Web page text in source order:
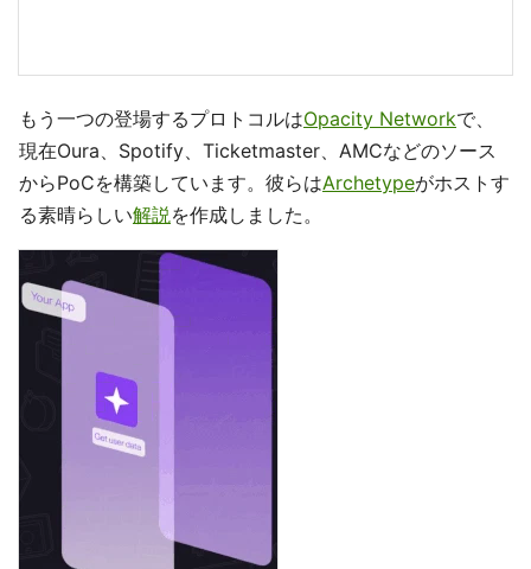
もう一つの登場するプロトコルはOpacity Networkで、
現在Oura、Spotify、Ticketmaster、AMCなどのソース
からPoCを構築しています。彼らはArchetypeがホストす
る素晴らしい解説 を作成しました。